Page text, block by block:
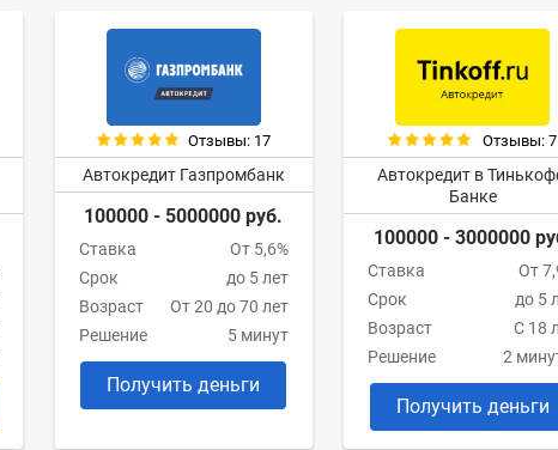
Отзывы: 17
Автокредит Газпромбанк
100000 - 5000000 руб.
Ставка
От 5,6%
Срок
до 5 лет
Возраст
От 20 до 70 лет
Решение
5 минут
Получить деньги
Отзывы: 7
Автокредит в
Банке
100000 - 3000000
Ставка
От
Срок
до 5
Возраст
С 18
Решение
2
Получить деньги